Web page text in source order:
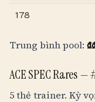
178
Trung bình pool: ₫
ACE SPEC Rares —
5 thẻ trainer. Kỳ